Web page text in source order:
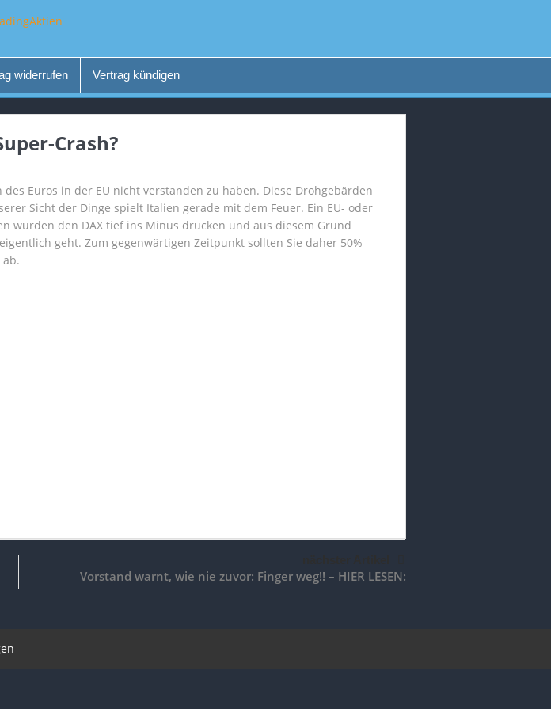
widerrufen Vertrag kündigen
Crash?
Euros in der EU nicht verstanden zu haben. Diese Drohgebärden
Sicht der Dinge spielt Italien gerade mit dem Feuer. Ein EU- oder
würden den DAX tief ins Minus drücken und aus diesem Grund
geht. Zum gegenwärtigen Zeitpunkt sollten Sie daher 50%
Vorstand warnt, wie nie zuvor: Finger weg!! – HIER LESEN: